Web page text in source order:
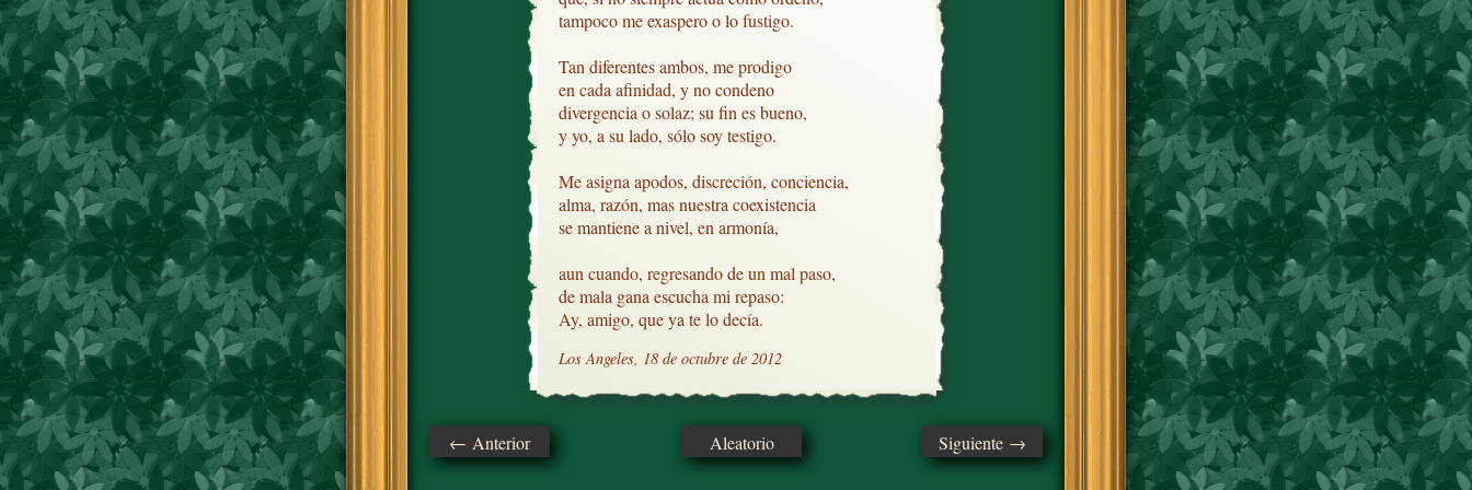
tampoco me exaspero o lo fustigo.
Tan diferentes ambos, me prodigo
en cada afinidad, y no condeno
divergencia o solaz; su fin es bueno,
y yo, a su lado, sólo soy testigo.
Me asigna apodos, discreción, conciencia,
alma, razón, mas nuestra coexistencia
se mantiene a nivel, en armonía,
aun cuando, regresando de un mal paso,
de mala gana escucha mi repaso:
Ay, amigo, que ya te lo decía.
Los Angeles, 18 de octubre de 2012
← Anterior Aleatorio Siguiente →